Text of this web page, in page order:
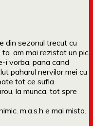
din sezonul trecut cu
am mai rezistat un pic
i vorba, pana cand
paharul nervilor mei cu
tot ce sufla.
la munca, tot spre
m.a.s.h e mai misto.